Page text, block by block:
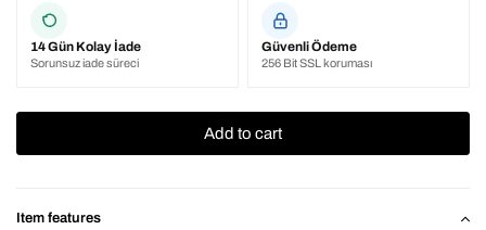
14 Gün Kolay İade
Sorunsuz iade süreci
Güvenli Ödeme
256 Bit SSL koruması
Item features